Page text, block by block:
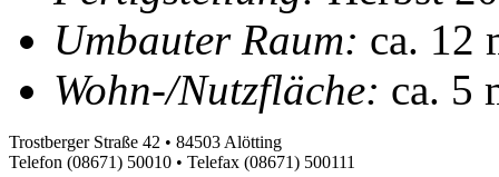
Umbauter Raum: ca. 12
Wohn-/Nutzfläche: ca. 5
Trostberger Straße 42 • 84503 Alötting
Telefon (08671) 50010 • Telefax (08671) 500111